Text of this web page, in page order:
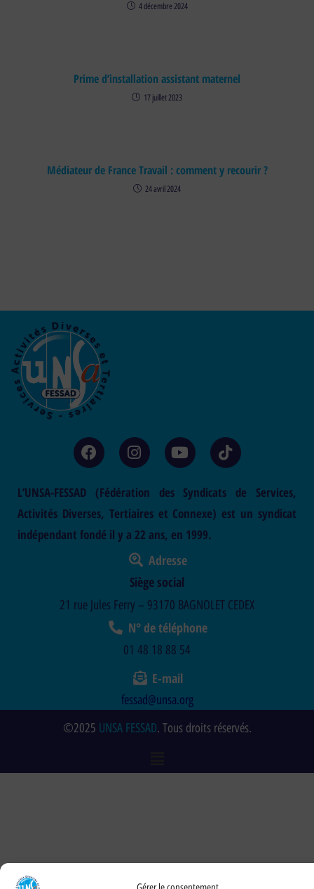
4 décembre 2024
Prime d’installation assistant maternel
17 juillet 2023
Médiateur de France Travail : comment y recourir ?
24 avril 2024
L’UNSA-FESSAD (Fédération des Syndicats de Services,
Activités Diverses, Tertiaires et Connexe) est un syndicat
indépendant fondé il y a 22 ans, en 1999.
Adresse
Siège social
21 rue Jules Ferry – 93170 BAGNOLET CEDEX
N° de téléphone
01 48 18 88 54
E-mail
fessad@unsa.org
©2025 UNSA FESSAD. Tous droits réservés.